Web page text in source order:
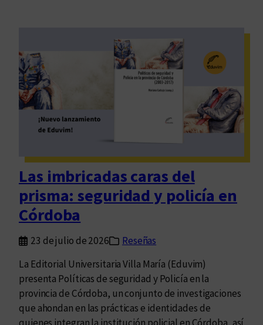
Las imbricadas caras del
prisma: seguridad y policía en
Córdoba
23 de julio de 2026
Reseñas
La Editorial Universitaria Villa María (Eduvim)
presenta Políticas de seguridad y Policía en la
provincia de Córdoba, un conjunto de investigaciones
que ahondan en las prácticas e identidades de